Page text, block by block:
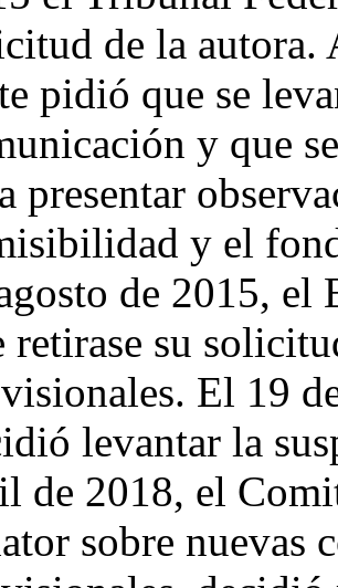
de la autora.
pidió que se
y que
presentar
y el
de 2015, el
retirase su
El 19
levantar la
de 2018, el
sobre nuevas